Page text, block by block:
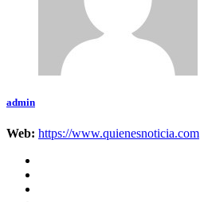
admin
Web: https://www.quienesnoticia.com